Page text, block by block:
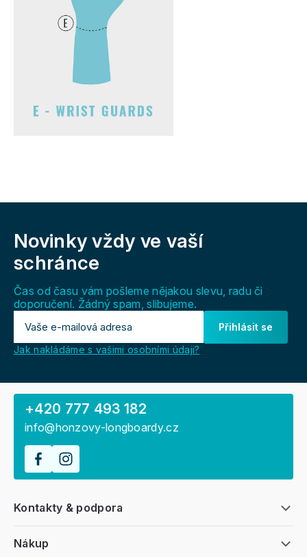
Novinky vždy ve vaší
schránce
Čas od času vám pošleme nějakou slevu, radu či
doporučení. Žádný spam, slibujeme.
Přihlásit se
Jak nakládáme s vašimi osobními údaji?
Nákup
Kontakty & podpora
+420 777 493 182
info@honzovy-longboardy.cz